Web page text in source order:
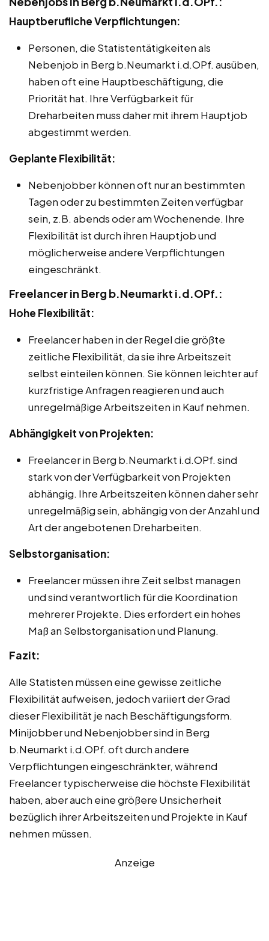
Hauptberufliche Verpflichtungen:
Personen, die Statistentätigkeiten als
Nebenjob in Berg b.Neumarkt i.d.OPf. ausüben,
haben oft eine Hauptbeschäftigung, die
Priorität hat. Ihre Verfügbarkeit für
Dreharbeiten muss daher mit ihrem Hauptjob
abgestimmt werden.
Geplante Flexibilität:
Nebenjobber können oft nur an bestimmten
Tagen oder zu bestimmten Zeiten verfügbar
sein, z.B. abends oder am Wochenende. Ihre
Flexibilität ist durch ihren Hauptjob und
möglicherweise andere Verpflichtungen
eingeschränkt.
Freelancer in Berg b.Neumarkt i.d.OPf.:
Hohe Flexibilität:
Freelancer haben in der Regel die größte
zeitliche Flexibilität, da sie ihre Arbeitszeit
selbst einteilen können. Sie können leichter auf
kurzfristige Anfragen reagieren und auch
unregelmäßige Arbeitszeiten in Kauf nehmen.
Abhängigkeit von Projekten:
Freelancer in Berg b.Neumarkt i.d.OPf. sind
stark von der Verfügbarkeit von Projekten
abhängig. Ihre Arbeitszeiten können daher sehr
unregelmäßig sein, abhängig von der Anzahl und
Art der angebotenen Dreharbeiten.
Selbstorganisation:
Freelancer müssen ihre Zeit selbst managen
und sind verantwortlich für die Koordination
mehrerer Projekte. Dies erfordert ein hohes
Maß an Selbstorganisation und Planung.
Fazit:
Alle Statisten müssen eine gewisse zeitliche
Flexibilität aufweisen, jedoch variiert der Grad
dieser Flexibilität je nach Beschäftigungsform.
Minijobber und Nebenjobber sind in Berg
b.Neumarkt i.d.OPf. oft durch andere
Verpflichtungen eingeschränkter, während
Freelancer typischerweise die höchste Flexibilität
haben, aber auch eine größere Unsicherheit
bezüglich ihrer Arbeitszeiten und Projekte in Kauf
nehmen müssen.
Anzeige